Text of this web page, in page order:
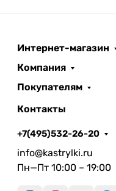
Интернет-магазин
Компания
Покупателям
Контакты
+7(495)532-26-20
info@kastrylki.ru
Пн—Пт 10:00 – 19:00